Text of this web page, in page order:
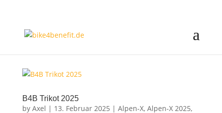
B4B Trikot 2025
by Axel | 13. Februar 2025 | Alpen-X, Alpen-X 2025,